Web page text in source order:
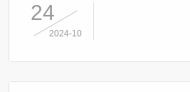
24
2024-10